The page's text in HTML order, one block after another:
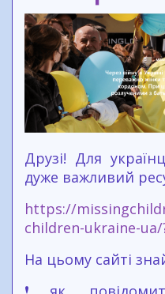
Друзі! Для
дуже важливий
https://
children-ukraine-
На цьому сайті